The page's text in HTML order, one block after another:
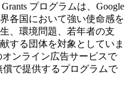
プログラムは、Google
各国において強い使命感を
、環境問題、若年者の支
する団体を対象としていま
オンライン広告サービスで
償で提供するプログラムで